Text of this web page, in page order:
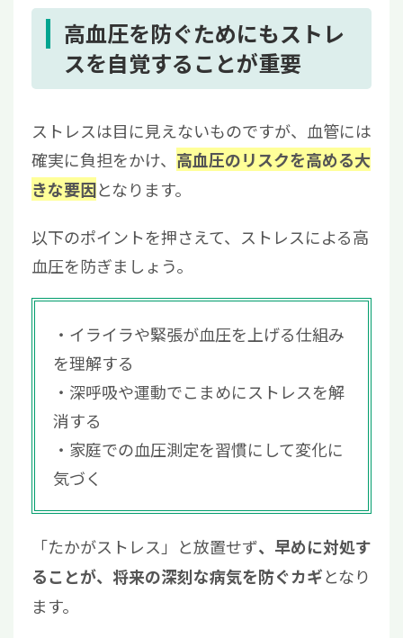
高血圧を防ぐためにもストレ
スを自覚することが重要
ストレスは目に見えないものですが、血管には
確実に負担をかけ、 高血圧のリスクを高める大
きな要因となります。
以下のポイントを押さえて、ストレスによる高
血圧を防ぎましょう。
イライラや緊張が血圧を上げる仕組み
を理解する
深呼吸や運動でこまめにストレスを解
消する
家庭での血圧測定を習慣にして変化に
気づく
「たかがストレス」と放置せず、早めに対処す
ることが、将来の深刻な病気を防ぐカギとなり
ます。